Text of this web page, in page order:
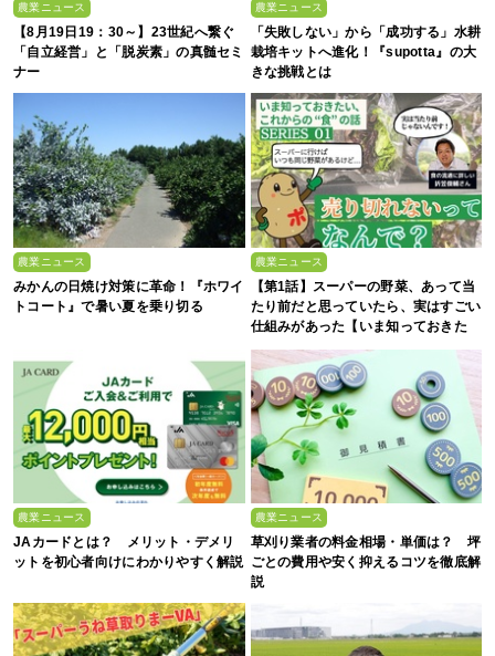
農業ニュース
【8月19日19：30～】23世紀へ繋ぐ
「自立経営」と「脱炭素」の真髄セミ
ナー
農業ニュース
「失敗しない」から「成功する」水耕
栽培キットへ進化！『supotta』の大
きな挑戦とは
農業ニュース
みかんの日焼け対策に革命！『ホワイ
トコート』で暑い夏を乗り切る
農業ニュース
【第1話】スーパーの野菜、あって当
たり前だと思っていたら、実はすごい
仕組みがあった【いま知っておきた
農業ニュース
JAカードとは？ メリット・デメリ
ットを初心者向けにわかりやすく解説
農業ニュース
草刈り業者の料金相場・単価は？ 坪
ごとの費用や安く抑えるコツを徹底解
説